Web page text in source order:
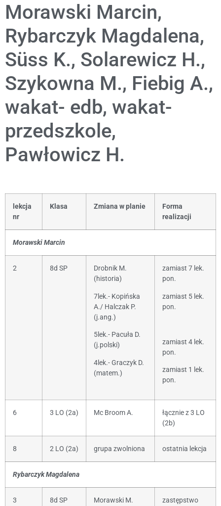
Morawski Marcin,
Rybarczyk Magdalena,
Süss K., Solarewicz H.,
Szykowna M., Fiebig A.,
wakat- edb, wakat-
przedszkole,
Pawłowicz H.
lekcja
nr
Klasa Zmiana w planie
Forma
realizacji
Morawski Marcin
2 8d SP
Drobnik M.
(historia)
7lek.- Kopińska
A./ Halczak P.
(j.ang.)
5lek.- Pacuła D.
(j.polski)
4lek.- Graczyk D.
(matem.)
zamiast 7 lek.
pon.
zamiast 5 lek.
pon.
zamiast 4 lek.
pon.
zamiast 1 lek.
pon.
6 3 LO (2a) Mc Broom A.
łącznie z 3 LO
(2b)
8 2 LO (2a) grupa zwolniona ostatnia lekcja
Rybarczyk Magdalena
3
8d SP
Morawski M. zastępstwo